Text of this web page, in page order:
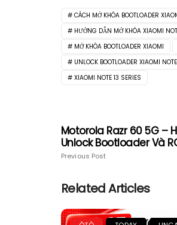
CÁCH MỞ KHÓA BOOTLOADER
HƯỚNG DẪN MỞ KHÓA XIAOMI
MỞ KHÓA BOOTLOADER XIAOMI
UNLOCK BOOTLOADER XIAOMI
XIAOMI NOTE 13 SERIES
Motorola Razr 60 5G –
Unlock Bootloader Và
Previous Post
Related Articles